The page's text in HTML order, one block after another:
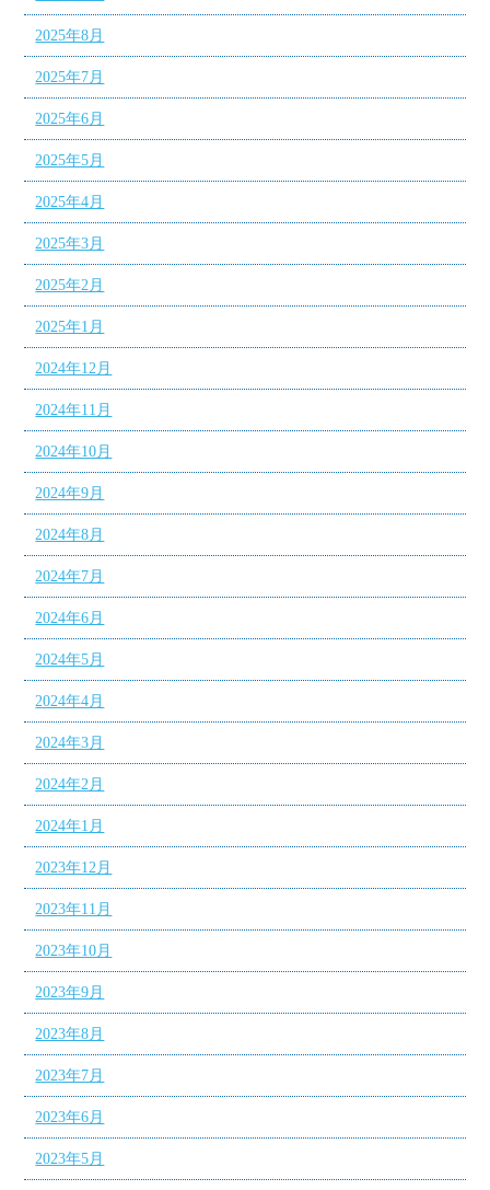
2025年8月
2025年7月
2025年6月
2025年5月
2025年4月
2025年3月
2025年2月
2025年1月
2024年12月
2024年11月
2024年10月
2024年9月
2024年8月
2024年7月
2024年6月
2024年5月
2024年4月
2024年3月
2024年2月
2024年1月
2023年12月
2023年11月
2023年10月
2023年9月
2023年8月
2023年7月
2023年6月
2023年5月